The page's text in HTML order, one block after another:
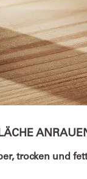
trocken und